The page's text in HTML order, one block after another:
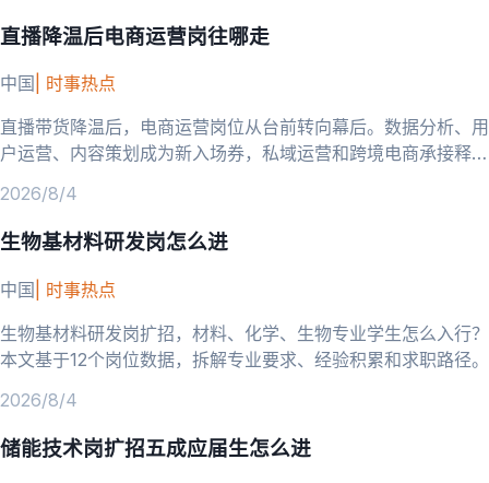
直播降温后电商运营岗往哪走
中国
时事热点
直播带货降温后，电商运营岗位从台前转向幕后。数据分析、用
户运营、内容策划成为新入场券，私域运营和跨境电商承接释放
2026/8/4
生物基材料研发岗怎么进
中国 时事热点
生物基材料研发岗扩招，材料、化学、生物专业学生怎么入行？
本文基于12个岗位数据，拆解专业要求、经验积累和求职路径。
2026/8/4
储能技术岗扩招五成应届生怎么进